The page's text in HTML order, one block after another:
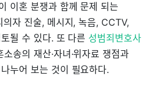
이혼 분쟁과 함께 문제 되는
자 진술, 메시지, 녹음, CCTV,
될 수 있다. 또 다른 성범죄변호사
송의 재산·자녀·위자료 쟁점과
누어 보는 것이 필요하다.